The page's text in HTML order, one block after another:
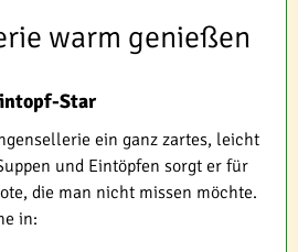
warm genießen
Star
ein ganz zartes, leicht
und Eintöpfen sorgt er für
die man nicht missen möchte.
in: